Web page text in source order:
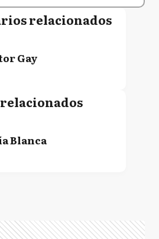
relacionados
Gay
Blanca